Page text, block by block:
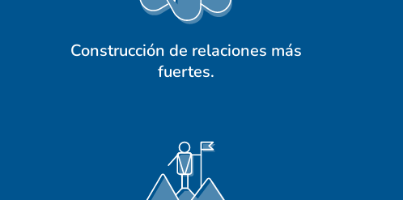
Construcción de relaciones más
fuertes.